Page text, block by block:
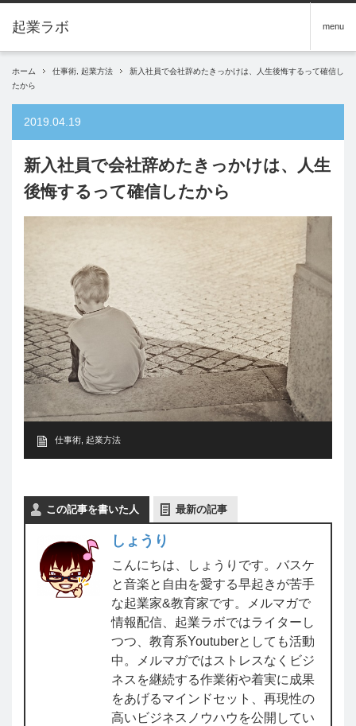
menu
ホーム 仕事術 起業方法
新入社員で会社辞めたきっかけは、人生後悔するって確信し
たから
2019.04.19
新入社員で会社辞めたきっかけは、人生
後悔するって確信したから
仕事術 起業方法
この記事を書いた人 最新の記事
しょうり
こんにちは、しょうりです。バスケ
と音楽と自由を愛する早起きが苦手
な起業家&教育家です。メルマガで
情報配信、起業ラボではライターし
つつ、教育系Youtuberとしても活動
中。メルマガではストレスなくビジ
ネスを継続する作業術や着実に成果
をあげるマインドセット、再現性の
高いビジネスノウハウを公開してい